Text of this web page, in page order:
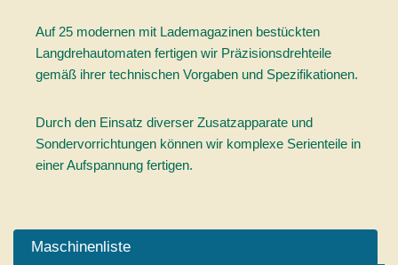
Auf 25 modernen mit Lademagazinen bestückten
Langdrehautomaten fertigen wir Präzisionsdrehteile
gemäß ihrer technischen Vorgaben und Spezifikationen.
Durch den Einsatz diverser Zusatzapparate und
Sondervorrichtungen können wir komplexe Serienteile in
einer Aufspannung fertigen.
Maschinenliste